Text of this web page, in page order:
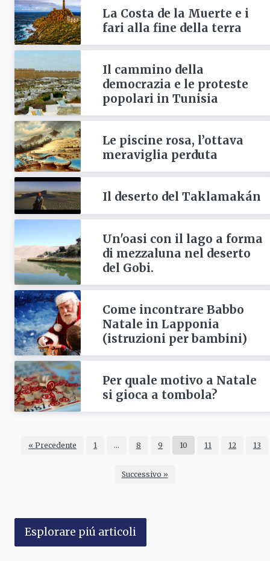
La Costa de la Muerte e i
fari alla fine della terra
Il cammino della
democrazia e le proteste
popolari in Tunisia
Le piscine rosa, l’ottava
meraviglia perduta
Il deserto del Taklamakán
Un'oasi con il lago a forma
di mezzaluna nel deserto
del Gobi.
Come incontrare Babbo
Natale in Lapponia
(istruzioni per bambini)
Per quale motivo a Natale
si gioca a tombola?
« Precedente 1 … 8 9 10 11 12 13
Successivo »
Esplorare piú articoli